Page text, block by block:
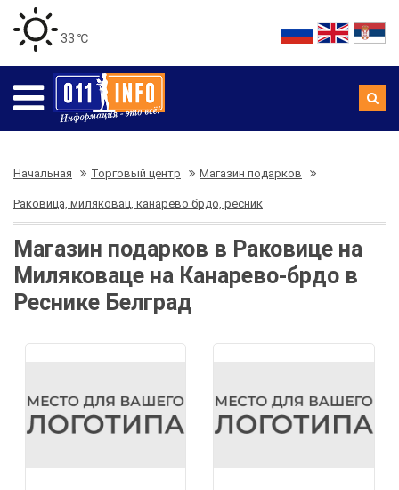
33 ℃
Начальная Торговый центр Магазин подарков
Раковица, миляковац, канарево брдо, ресник
Магазин подарков в Раковице на
Миляковаце на Канарево-брдо в
Реснике Белград